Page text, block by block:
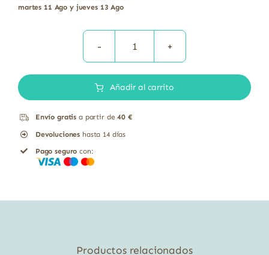
martes 11 Ago y jueves 13 Ago
Semillas
Calabaza
Añadir al carrito
Envío gratis a partir de40 €
Devoluciones hasta 14 días
Pago seguro con:
Productos relacionados